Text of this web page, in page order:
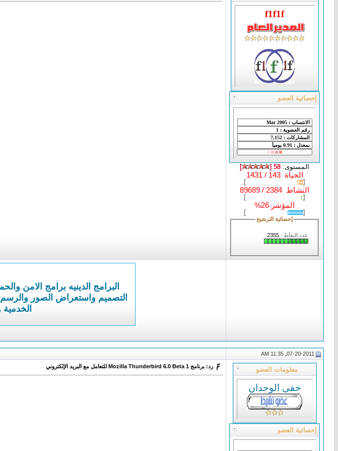
f1f1f
إحصائية العضو
المستوى: 58 [
]
الحياة 143 / 1431
النشاط 2384 / 89689
المؤشر 26%
إحصائية الترشيح
عدد النقاط :2355
البرامج الدينيه برامج الامن
التصميم واستعراض الصور والرسم
معلومات العضو
خفى الوجدان
إحصائية العضو
رد: برنامج Mozilla Thunderbird 6.0 Beta 1 للتعامل مع البريد الإلكتروني